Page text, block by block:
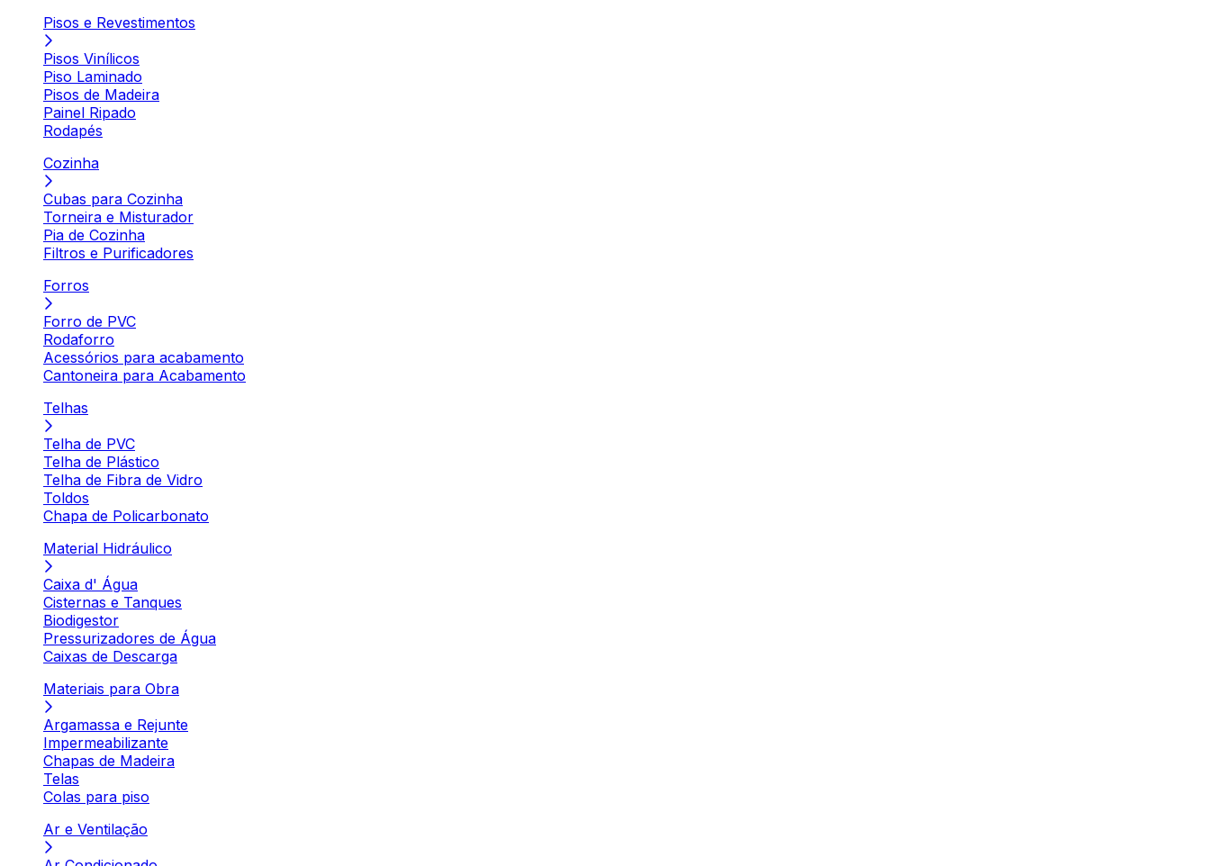
Pisos e Revestimentos
Pisos Vinílicos
Piso Laminado
Pisos de Madeira
Painel Ripado
Rodapés
Cozinha
Cubas para Cozinha
Torneira e Misturador
Pia de Cozinha
Filtros e Purificadores
Forros
Forro de PVC
Rodaforro
Acessórios para acabamento
Cantoneira para Acabamento
Telhas
Telha de PVC
Telha de Plástico
Telha de Fibra de Vidro
Toldos
Chapa de Policarbonato
Material Hidráulico
Caixa d' Água
Cisternas e Tanques
Biodigestor
Pressurizadores de Água
Caixas de Descarga
Materiais para Obra
Argamassa e Rejunte
Impermeabilizante
Chapas de Madeira
Telas
Colas para piso
Ar e Ventilação